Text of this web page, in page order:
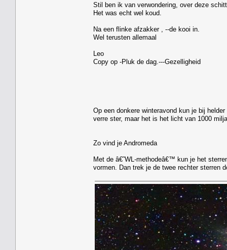
Stil ben ik van verwondering, over deze
Het was echt wel koud.
Na een flinke afzakker , --de kooi in.
Wel terusten allemaal
Leo
Copy op -Pluk de dag.---Gezelligheid
Op een donkere winteravond kun je bij
verre ster, maar het is het licht van 1000
Zo vind je Andromeda
Met de â€˜WL-methodeâ€™ kun je het
vormen. Dan trek je de twee rechter sterren